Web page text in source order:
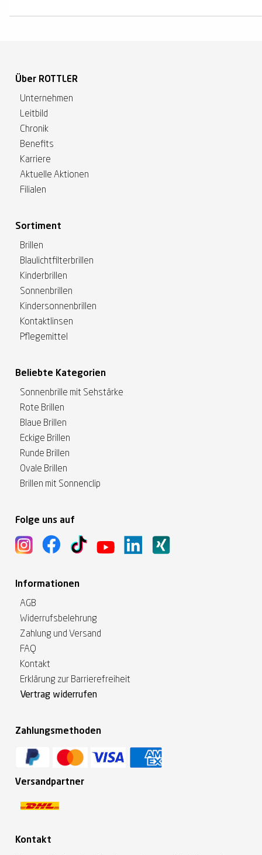
Über ROTTLER
Unternehmen
Leitbild
Chronik
Benefits
Karriere
Aktuelle Aktionen
Filialen
Sortiment
Brillen
Blaulichtfilterbrillen
Kinderbrillen
Sonnenbrillen
Kindersonnenbrillen
Kontaktlinsen
Pflegemittel
Beliebte Kategorien
Sonnenbrille mit Sehstärke
Rote Brillen
Blaue Brillen
Eckige Brillen
Runde Brillen
Ovale Brillen
Brillen mit Sonnenclip
Folge uns auf
Informationen
AGB
Widerrufsbelehrung
Zahlung und Versand
FAQ
Kontakt
Erklärung zur Barrierefreiheit
Vertrag widerrufen
Zahlungsmethoden
Versandpartner
Kontakt